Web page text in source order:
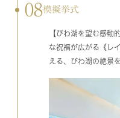
08模擬挙式
【びわ湖を望む感動
な祝福が広がる《レ
える、びわ湖の絶景